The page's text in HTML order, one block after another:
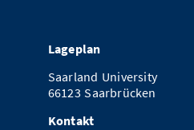
Lageplan
Saarland University
66123 Saarbrücken
Kontakt